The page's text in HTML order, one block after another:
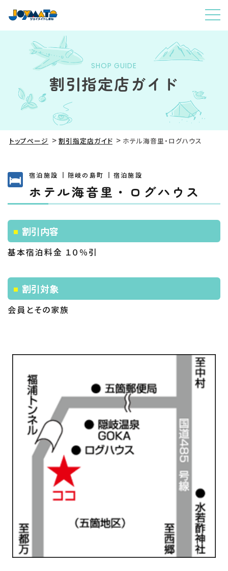
SHOP GUIDE
割引指定店ガイド
トップページ 割引指定店ガイド ホテル海音里・ログハウス
宿泊施設 隠岐の島町 宿泊施設
ホテル海音里・ログハウス
割引内容
基本宿泊料金 １０％引
割引対象
会員とその家族